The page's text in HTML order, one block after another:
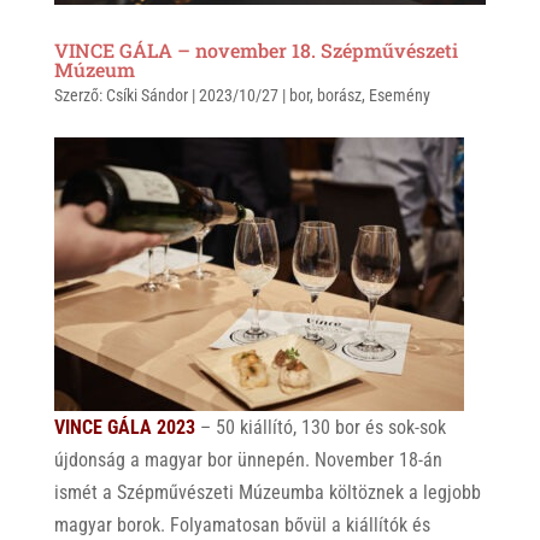
VINCE GÁLA – november 18. Szépművészeti
Múzeum
Szerző: Csíki Sándor|2023/10/27| bor, borász, Esemény
VINCE GÁLA 2023– 50 kiállító, 130 bor és sok-sok
újdonság a magyar bor ünnepén. November 18-án
ismét a Szépművészeti Múzeumba költöznek a legjobb
magyar borok. Folyamatosan bővül a kiállítók és